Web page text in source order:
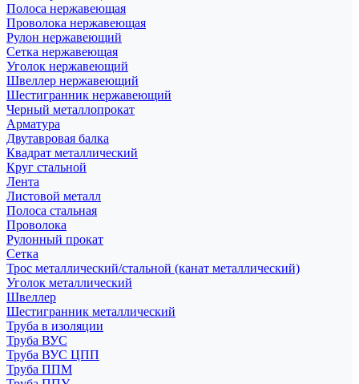
Полоса нержавеющая
Проволока нержавеющая
Рулон нержавеющий
Сетка нержавеющая
Уголок нержавеющий
Швеллер нержавеющий
Шестигранник нержавеющий
Черный металлопрокат
Арматура
Двутавровая балка
Квадрат металлический
Круг стальной
Лента
Листовой металл
Полоса стальная
Проволока
Рулонный прокат
Сетка
Трос металлический/стальной (канат металлический)
Уголок металлический
Швеллер
Шестигранник металлический
Труба в изоляции
Труба ВУС
Труба ВУС ЦПП
Труба ППМ